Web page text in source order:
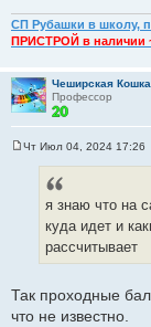
СП Рубашки в школу,
ПРИСТРОЙ в наличии
Чеширская Кошка
Профессор
Чт Июл 04, 2024 17:26
я знаю что на
куда идет и
рассчитывает
Так проходные
что не известно.